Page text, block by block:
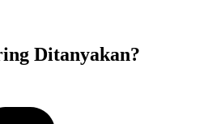
Ditanyakan?